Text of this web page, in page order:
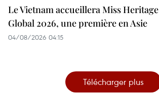
Le Vietnam accueillera Miss Heritage
Global 2026, une première en Asie
04/08/2026 04:15
Télécharger plus